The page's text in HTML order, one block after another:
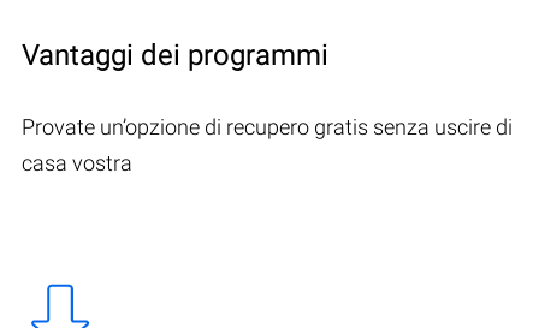
Vantaggi dei programmi
Provate un’opzione di recupero gratis senza uscire di
casa vostra